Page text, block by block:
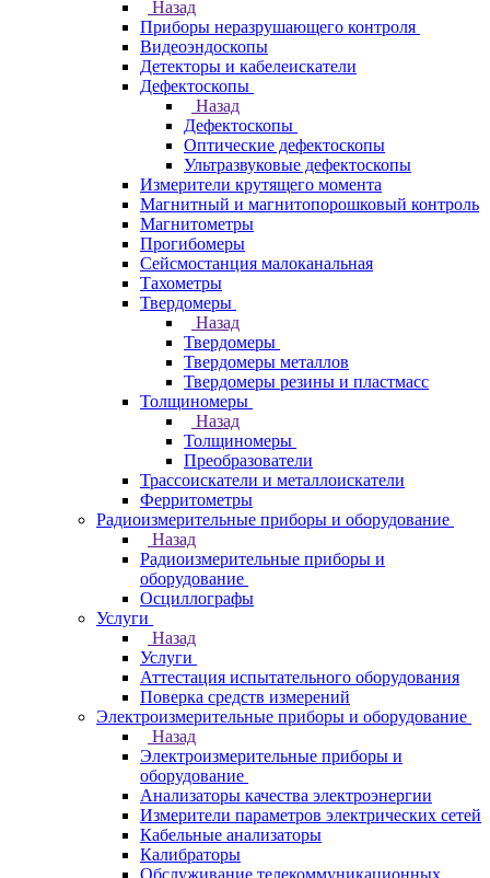
Назад
Приборы неразрушающего контроля
Видеоэндоскопы
Детекторы и кабелеискатели
Дефектоскопы
Назад
Дефектоскопы
Оптические дефектоскопы
Ультразвуковые дефектоскопы
Измерители крутящего момента
Магнитный и магнитопорошковый контроль
Магнитометры
Прогибомеры
Сейсмостанция малоканальная
Тахометры
Твердомеры
Назад
Твердомеры
Твердомеры металлов
Твердомеры резины и пластмасс
Толщиномеры
Назад
Толщиномеры
Преобразователи
Трассоискатели и металлоискатели
Ферритометры
Радиоизмерительные приборы и оборудование
Назад
Радиоизмерительные приборы и
оборудование
Осциллографы
Услуги
Назад
Услуги
Аттестация испытательного оборудования
Поверка средств измерений
Электроизмерительные приборы и оборудование
Назад
Электроизмерительные приборы и
оборудование
Анализаторы качества электроэнергии
Измерители параметров электрических сетей
Кабельные анализаторы
Калибраторы
Обслуживание телекоммуникационных